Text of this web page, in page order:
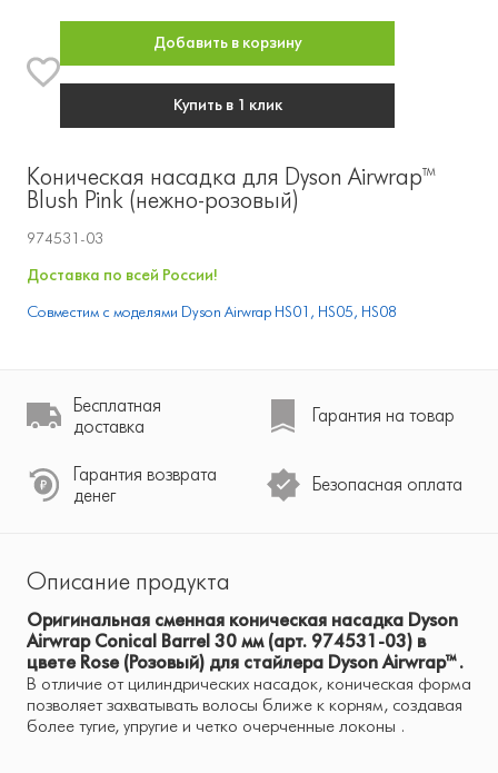
Коническая насадка для Dyson Airwrap™
Blush Pink (нежно-розовый)
974531-03
Доставка по всей России!
Совместим с моделями Dyson Airwrap HS01, HS05, HS08
Добавить в корзину
Купить в 1 клик
Бесплатная
доставка
Гарантия на товар
Гарантия возврата
денег
Безопасная оплата
Описание продукта
Оригинальная сменная коническая насадка Dyson
Airwrap Conical Barrel 30 мм (арт. 974531-03) в
цвете Rose (Розовый) для стайлера Dyson Airwrap™ .
В отличие от цилиндрических насадок, коническая форма
позволяет захватывать волосы ближе к корням, создавая
более тугие, упругие и четко очерченные локоны .